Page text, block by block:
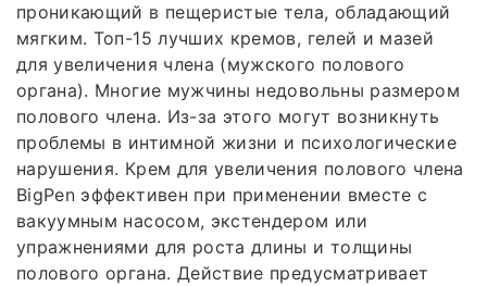
проникающий в пещеристые тела, обладающий
мягким. Топ-15 лучших кремов, гелей и мазей
для увеличения члена (мужского полового
органа). Многие мужчины недовольны размером
полового члена. Из-за этого могут возникнуть
проблемы в интимной жизни и психологические
нарушения. Крем для увеличения полового члена
BigPen эффективен при применении вместе с
вакуумным насосом, экстендером или
упражнениями для роста длины и толщины
полового органа. Действие предусматривает